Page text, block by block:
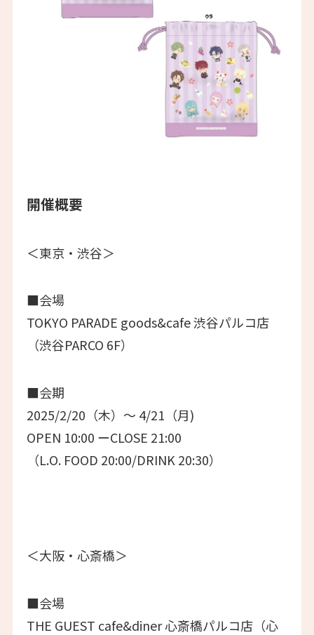
開催概要
＜東京・渋谷＞
■会場
TOKYO PARADE goods&cafe 渋谷パルコ店
（渋谷PARCO 6F）
■会期
2025/2/20（木）～ 4/21（月)
OPEN 10:00 ーCLOSE 21:00
（L.O. FOOD 20:00/DRINK 20:30）
＜大阪・心斎橋＞
■会場
THE GUEST cafe&diner 心斎橋パルコ店（心